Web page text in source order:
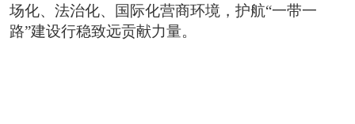
场化、法治化、国际化营商环境，护航“一带一
路”建设行稳致远贡献力量。